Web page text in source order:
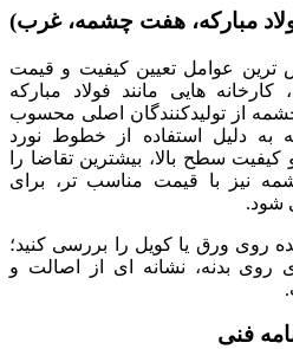
مبارکه، هفت چشمه، غرب)
ترین عوامل تعیین کیفیت و قیمت
هایی مانند فولاد مبارکه
از تولیدکنندگان اصلی محسوب
به دلیل استفاده از خطوط نورد
سطح بالا، بیشترین تقاضا را
نیز با قیمت مناسب تر، برای
شود.
روی ورق یا کویل را بررسی کنید؛
روی بدنه، نشانه ای از اصالت و
فنی